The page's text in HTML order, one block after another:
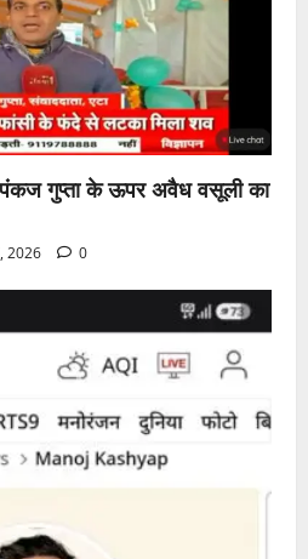
गुप्ता के ऊपर अवैध वसूली का
2026 0